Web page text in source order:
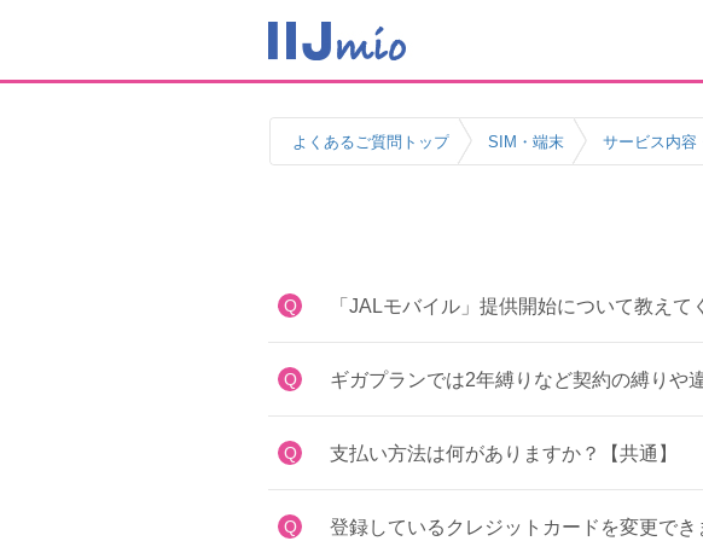
よくあるご質問トップ SIM・端末 サービス内容
Q 「JALモバイル」提供開始について教えて
Q ギガプランでは2年縛りなど契約の縛りや
Q 支払い方法は何がありますか？【共通】
Q 登録しているクレジットカードを変更でき